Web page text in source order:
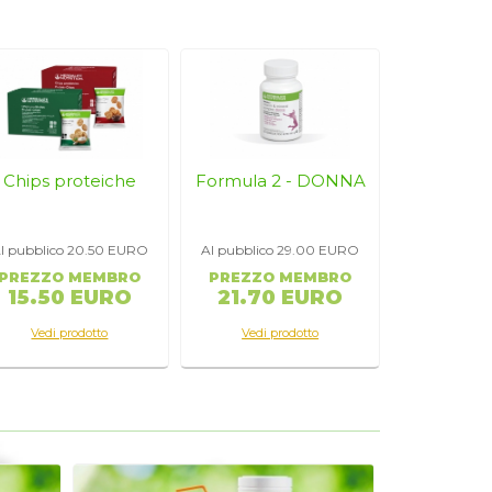
Chips proteiche
pubblico 20.50 EURO
PREZZO MEMBRO
15.50 EURO
Vedi prodotto
Formula 2 - DONNA
Al pubblico 29.00 EURO
PREZZO MEMBRO
21.70 EURO
Vedi prodotto